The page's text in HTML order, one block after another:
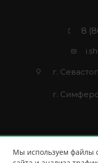
8
г.
г.
Мы используем файлы